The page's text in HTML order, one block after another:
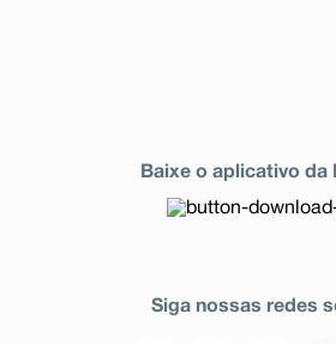
Baixe o aplicativo da
Siga nossas redes